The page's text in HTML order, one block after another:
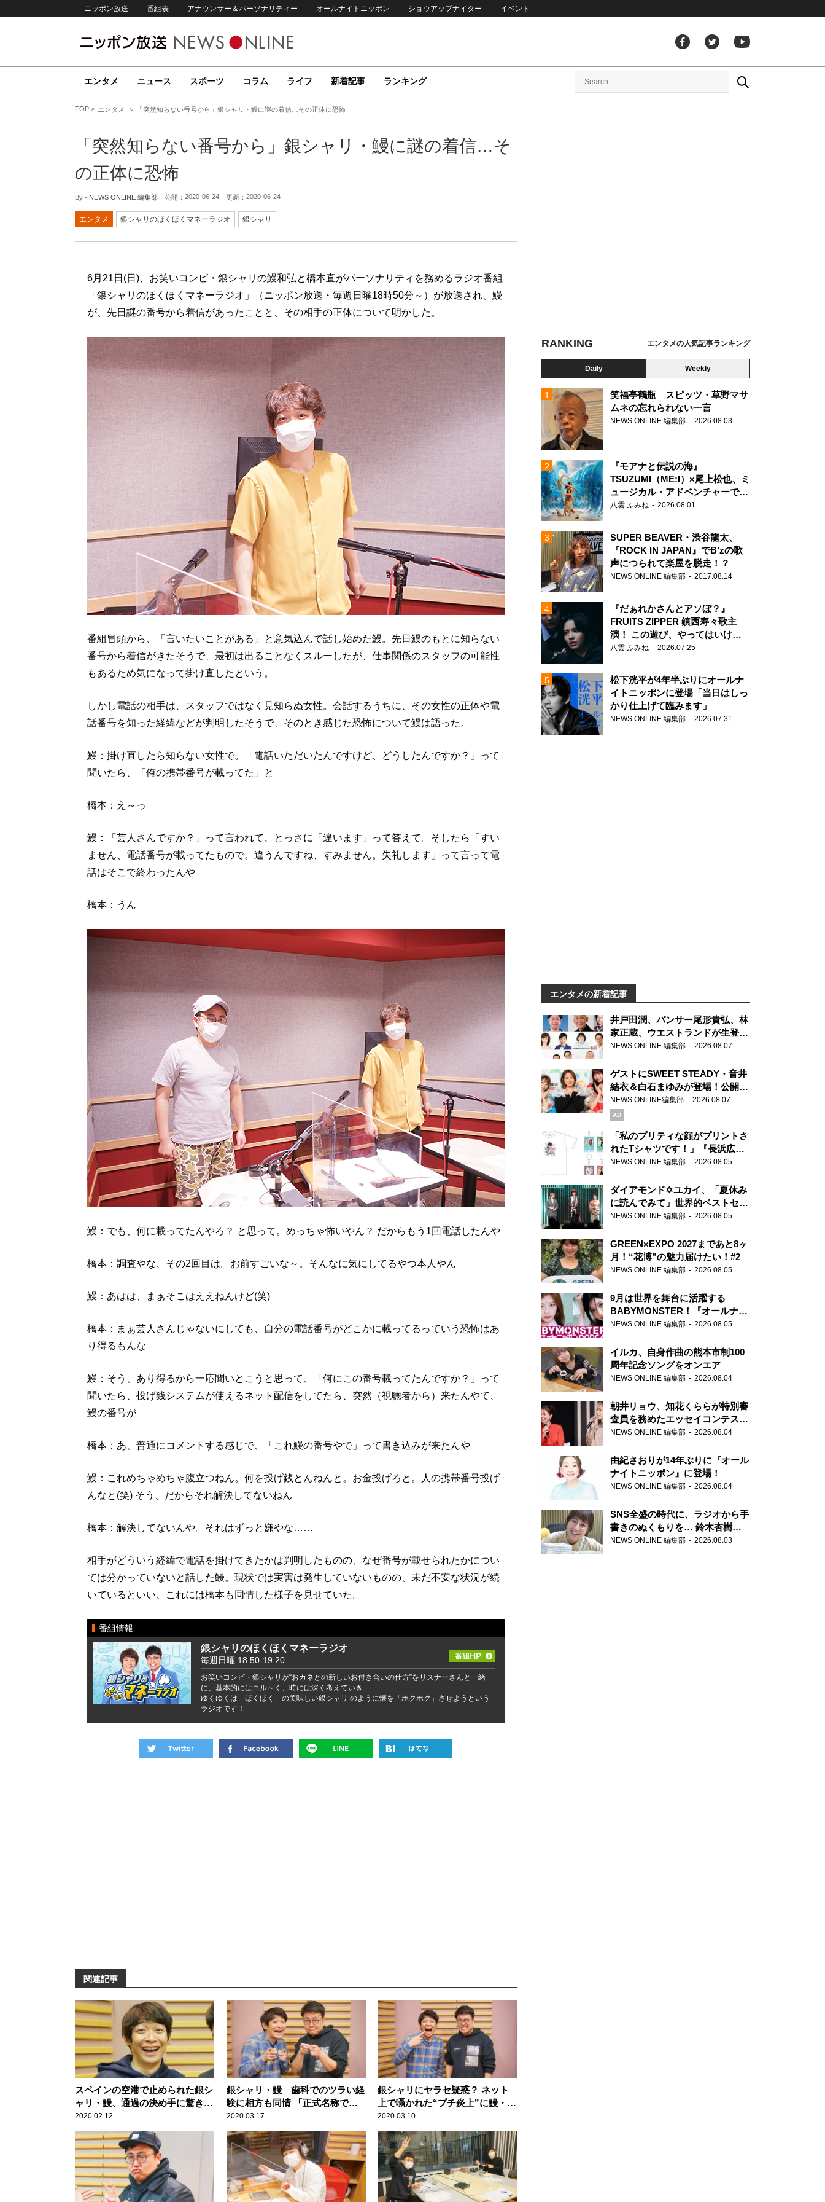
ニッポン放送 番組表 アナウンサー＆パーソナリティー オールナイトニッポン ショウアップナイター イベント
エンタメ ニュース スポーツ コラム ライフ 新着記事 ランキング
TOP エンタメ 「突然知らない番号から」銀シャリ・鰻に謎の着信…その正体に恐怖
「突然知らない番号から」銀シャリ・鰻に謎の着信…そ
の正体に恐怖
By - NEWS ONLINE 編集部 公開： 2020-06-24 更新： 2020-06-24
エンタメ 銀シャリのほくほくマネーラジオ 銀シャリ
6月21日(日)、お笑いコンビ・銀シャリの鰻和弘と橋本直がパーソナリティを務めるラジオ番組
「銀シャリのほくほくマネーラジオ」（ニッポン放送・毎週日曜18時50分～）が放送され、鰻
が、先日謎の番号から着信があったことと、その相手の正体について明かした。
番組冒頭から、「言いたいことがある」と意気込んで話し始めた鰻。先日鰻のもとに知らない
番号から着信がきたそうで、最初は出ることなくスルーしたが、仕事関係のスタッフの可能性
もあるため気になって掛け直したという。
しかし電話の相手は、スタッフではなく見知らぬ女性。会話するうちに、その女性の正体や電
話番号を知った経緯などが判明したそうで、そのとき感じた恐怖について鰻は語った。
鰻：掛け直したら知らない女性で。「電話いただいたんですけど、どうしたんですか？」って
聞いたら、「俺の携帯番号が載ってた」と
橋本：え～っ
鰻：「芸人さんですか？」って言われて、とっさに「違います」って答えて。そしたら「すい
ません、電話番号が載ってたもので。違うんですね、すみません。失礼します」って言って電
話はそこで終わったんや
橋本：うん
鰻：でも、何に載ってたんやろ？ と思って。めっちゃ怖いやん？ だからもう1回電話したんや
橋本：調査やな、その2回目は。お前すごいな～。そんなに気にしてるやつ本人やん
鰻：あはは、まぁそこはええねんけど(笑)
橋本：まぁ芸人さんじゃないにしても、自分の電話番号がどこかに載ってるっていう恐怖はあ
り得るもんな
鰻：そう、あり得るから一応聞いとこうと思って、「何にこの番号載ってたんですか？」って
聞いたら、投げ銭システムが使えるネット配信をしてたら、突然（視聴者から）来たんやて、
鰻の番号が
橋本：あ、普通にコメントする感じで、「これ鰻の番号やで」って書き込みが来たんや
鰻：これめちゃめちゃ腹立つねん。何を投げ銭とんねんと。お金投げろと。人の携帯番号投げ
んなと(笑) そう、だからそれ解決してないねん
橋本：解決してないんや。それはずっと嫌やな……
相手がどういう経緯で電話を掛けてきたかは判明したものの、なぜ番号が載せられたかについ
ては分かっていないと話した鰻。現状では実害は発生していないものの、未だ不安な状況が続
いているといい、これには橋本も同情した様子を見せていた。
番組情報
銀シャリのほくほくマネーラジオ
毎週日曜 18:50-19:20
お笑いコンビ・銀シャリが“おカネとの新しいお付き合いの仕方”をリスナーさんと一緒
に、基本的にはユル～く、時には深く考えていき
ゆくゆくは「ほくほく」の美味しい銀シャリ のように懐を「ホクホク」させようという
ラジオです！
関連記事
スペインの空港で止められた銀シ
ャリ・鰻、通過の決め手に驚き
「あれで通れんねや(笑)」
2020.02.12
銀シャリ・鰻 歯科でのツラい経
験に相方も同情 「正式名称で言
わされて…」
2020.03.17
銀シャリにヤラセ疑惑？ ネット
上で囁かれた“プチ炎上”に鰻・橋
本が弁明
2020.03.10
RANKING エンタメの人気記事ランキング
Daily Weekly
笑福亭鶴瓶 スピッツ・草野マサ
ムネの忘れられない一言
NEWS ONLINE 編集部 2026.08.03
『モアナと伝説の海』
TSUZUMI（ME:I）×尾上松也、ミ
ュージカル・アドベンチャーで美
声を響かせる
八雲 ふみね 2026.08.01
SUPER BEAVER・渋谷龍太、
『ROCK IN JAPAN』でB’zの歌
声につられて楽屋を脱走！？
NEWS ONLINE 編集部 2017.08.14
『だぁれかさんとアソぼ？』
FRUITS ZIPPER 鎮西寿々歌主
演！ この遊び、やってはいけま
せん。
八雲 ふみね 2026.07.25
松下洸平が4年半ぶりにオールナ
イトニッポンに登場「当日はしっ
かり仕上げて臨みます」
NEWS ONLINE 編集部 2026.07.31
エンタメの新着記事
井戸田潤、パンサー尾形貴弘、林
家正蔵、ウエストランドが生登
場！『ラジオビバリー昼ズ』
NEWS ONLINE 編集部 2026.08.07
ゲストにSWEET STEADY・音井
結衣＆白石まゆみが登場！公開収
録で素顔全開！
NEWS ONLINE編集部 2026.08.07
AD
「私のプリティな顔がプリントさ
れたTシャツです！」『長浜広奈
天下無双』初の番組グッズ発売
NEWS ONLINE 編集部 2026.08.05
ダイアモンド✡ユカイ、「夏休み
に読んでみて」世界的ベストセラ
ー『アナスタシア』を紹介
NEWS ONLINE 編集部 2026.08.05
GREEN×EXPO 2027まであと8ヶ
月！“花博”の魅力届けたい！#2
NEWS ONLINE 編集部 2026.08.05
9月は世界を舞台に活躍する
BABYMONSTER！『オールナイ
トニッポンPODCAST』月替わり
NEWS ONLINE 編集部 2026.08.05
イルカ、自身作曲の熊本市制100
周年記念ソングをオンエア
NEWS ONLINE 編集部 2026.08.04
朝井リョウ、知花くららが特別審
査員を務めたエッセイコンテスト
の特別番組「#いまあなたに伝え
NEWS ONLINE 編集部 2026.08.04
由紀さおりが14年ぶりに『オール
ナイトニッポン』に登場！
NEWS ONLINE 編集部 2026.08.04
SNS全盛の時代に、ラジオから手
書きのぬくもりを… 鈴木杏樹の
直筆はがきが届く！
NEWS ONLINE 編集部 2026.08.03